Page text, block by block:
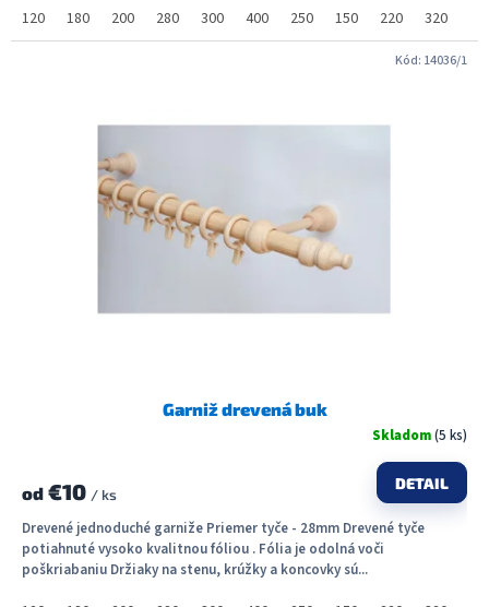
120 180 200 280 300 400 250 150 220 320
Garniž drevená buk
Skladom(5 ks)
od €10 / ks
DETAIL
Drevené jednoduché garniže Priemer tyče - 28mm Drevené tyče
potiahnuté vysoko kvalitnou fóliou . Fólia je odolná voči
poškriabaniu Držiaky na stenu, krúžky a koncovky sú...
Kód: 14036/1